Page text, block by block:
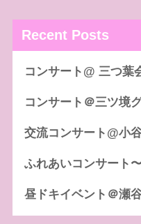
Recent Posts
コンサート@ 三つ葉
コンサート＠三ツ境
交流コンサート@小
ふれあいコンサート
昼ドキイベント＠瀬